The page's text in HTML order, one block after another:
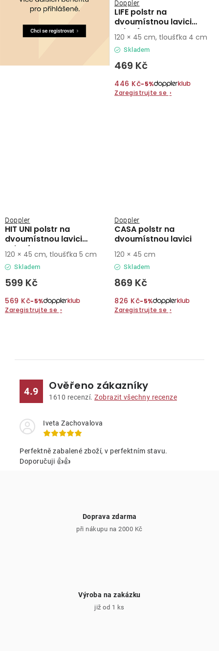
LIFE polstr na
dvoumístnou lavici
zelená
Doppler
Skladem
469 Kč
446 Kč−5%
Zaregistrujte se ›
120 × 45 cm, tloušťka 4 cm
HIT UNI polstr na
dvoumístnou lavici
zelená
Doppler
Skladem
599 Kč
569 Kč−5%
Zaregistrujte se ›
120 × 45 cm, tloušťka 5 cm
CASA polstr na
dvoumístnou lavici
Doppler
Skladem
869 Kč
826 Kč−5%
Zaregistrujte se ›
120 × 45 cm
4.9 Ověřeno zákazníky
1610 recenzí. Zobrazit všechny recenze
Iveta Zachovalova
Perfektně zabalené zboží, v perfektním stavu.
Doporučuji 👍👍
Doprava zdarma
při nákupu na 2000 Kč
Výroba na zakázku
již od 1 ks